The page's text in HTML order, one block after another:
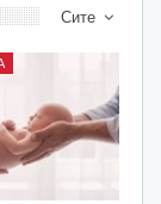
Сите